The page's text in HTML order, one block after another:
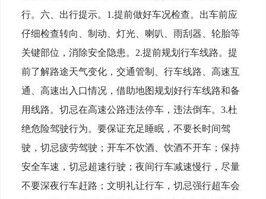
行。六、出行提示。1.提前做好车况检查。出车前应
仔细检查转向、制动、灯光、喇叭、雨刮器、轮胎等
关键部位，消除安全隐患。2.提前规划行车线路。提
前了解路途天气变化，交通管制、行车线路、高速互
通、高速出入口情况，借助地图规划好行车线路和备
用线路。切忌在高速公路违法停车，违法倒车。3.杜
绝危险驾驶行为。要保证充足睡眠，不要长时间驾
驶，切忌疲劳驾驶；开车不饮酒、饮酒不开车；保持
安全车速，切忌超速行驶；夜间行车减速慢行，尽量
不要深夜行车赶路；文明礼让行车，切忌强行超车会